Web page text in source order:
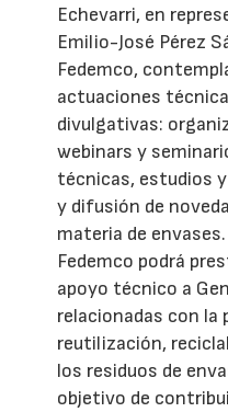
Echevarri, en
Emilio-José Pérez
Fedemco,
actuaciones
divulgativas:
webinars y
técnicas, estudios
y difusión de
materia de
Fedemco podrá
apoyo técnico a
relacionadas con la
reutilización,
los residuos de
objetivo de